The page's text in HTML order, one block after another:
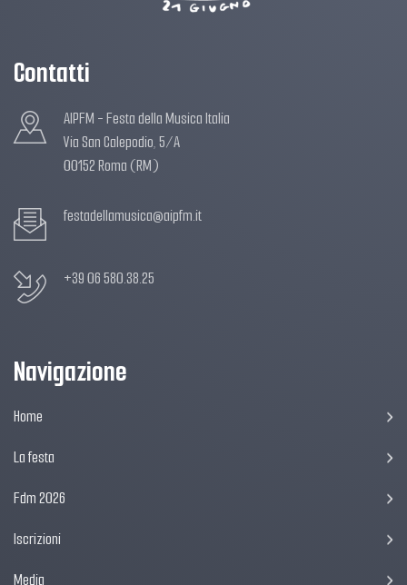
Contatti
AIPFM - Festa della Musica Italia
Via San Calepodio, 5/A
00152 Roma (RM)
festadellamusica@aipfm.it
+39 06 580.38.25
Navigazione
Home
La festa
Fdm 2026
Iscrizioni
Media